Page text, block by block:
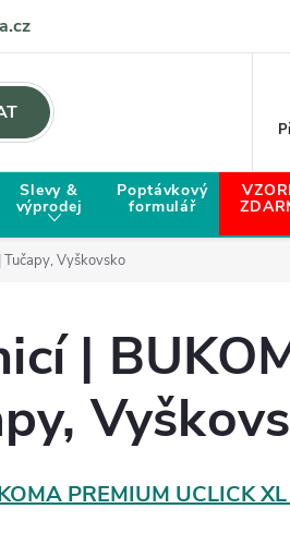
Slevy &
výprodej
Poptávkový
formulář
Vyškovsko
|
PREMIUM UCLICK